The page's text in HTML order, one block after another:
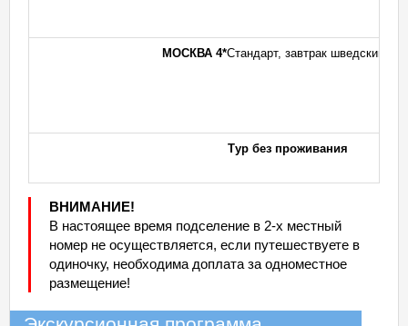
МОСКВА 4*Стандарт, завтрак шведский
Тур без проживания
ВНИМАНИЕ!
В настоящее время подселение в 2-х местный
номер не осуществляется, если путешествуете в
одиночку, необходима доплата за одноместное
размещение!